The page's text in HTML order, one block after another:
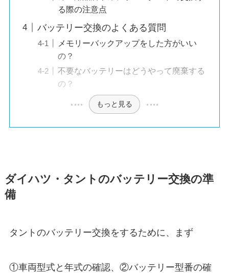
る際の注意点
バッテリー交換のよくある質問
メモリーバックアップをした方がいい
の？
不要なバッテリーはどうやって廃棄する
の？
もっと見る
ダイハツ・タントのバッテリー交換の準
備
タントのバッテリー交換をするために、まず
①車両型式と年式の確認、②バッテリー型番の確